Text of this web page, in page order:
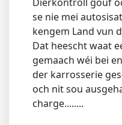
se nie mei
kengem Land vun
Dat heescht waat
gemaach wéi bei
der karrosserie
och nit sou
charge........